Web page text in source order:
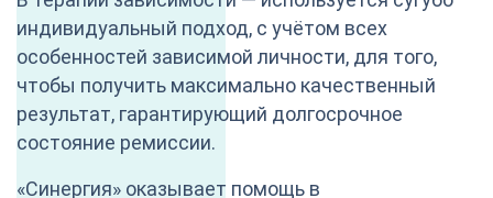
индивидуальный подход, с учётом всех
особенностей зависимой личности, для того,
чтобы получить максимально качественный
результат, гарантирующий долгосрочное
состояние ремиссии.
«Синергия» оказывает помощь в